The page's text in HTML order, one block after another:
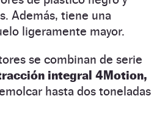
Además, tiene una
ligeramente mayor.
se combinan de serie
integral 4Motion,
hasta dos toneladas